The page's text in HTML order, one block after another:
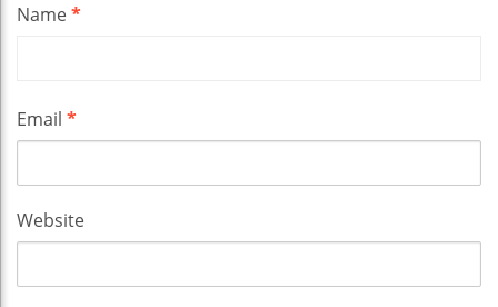
Name*
Email *
Website